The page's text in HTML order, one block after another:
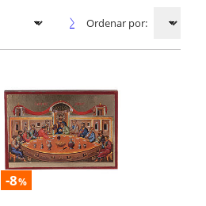
Ordenar por:
-8%